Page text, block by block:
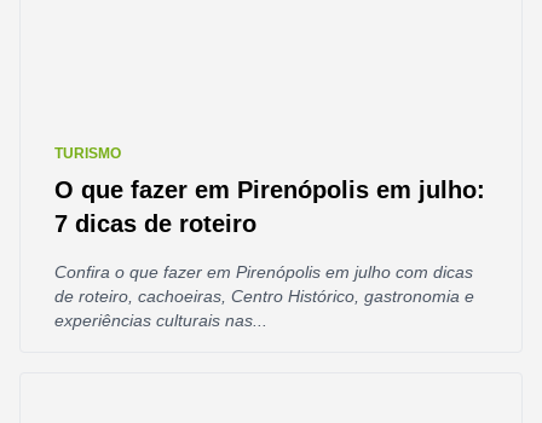
TURISMO
O que fazer em Pirenópolis em julho:
7 dicas de roteiro
Confira o que fazer em Pirenópolis em julho com dicas
de roteiro, cachoeiras, Centro Histórico, gastronomia e
experiências culturais nas...